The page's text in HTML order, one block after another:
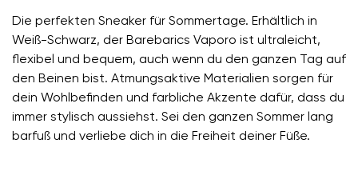
Die perfekten Sneaker für Sommertage. Erhältlich in
Weiß-Schwarz, der Barebarics Vaporo ist ultraleicht,
flexibel und bequem, auch wenn du den ganzen Tag auf
den Beinen bist. Atmungsaktive Materialien sorgen für
dein Wohlbefinden und farbliche Akzente dafür, dass du
immer stylisch aussiehst. Sei den ganzen Sommer lang
barfuß und verliebe dich in die Freiheit deiner Füße.